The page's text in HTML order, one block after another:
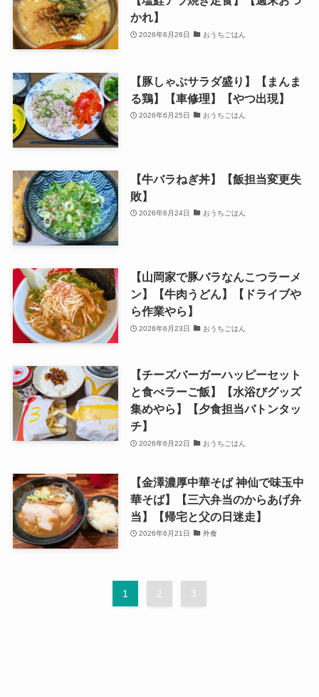
かれ】
2026年6月26日 おうちごはん
【豚しゃぶサラダ盛り】【まんま
る鶏】【車修理】【やつ出現】
2026年6月25日 おうちごはん
【牛バラねぎ丼】【飯担当変更失
敗】
2026年6月24日 おうちごはん
【山岡家で豚バラなんこつラーメ
ン】【牛肉うどん】【ドライブや
ら作業やら】
2026年6月23日 おうちごはん
【チーズバーガーハッピーセット
と食べラーご飯】【水浴びグッズ
集めやら】【夕食担当バトンタッ
チ】
2026年6月22日 おうちごはん
【金澤濃厚中華そば 神仙で味玉中
華そば】【三六弁当のからあげ弁
当】【帰宅と父の日迷走】
2026年6月21日 外食
1 2 3